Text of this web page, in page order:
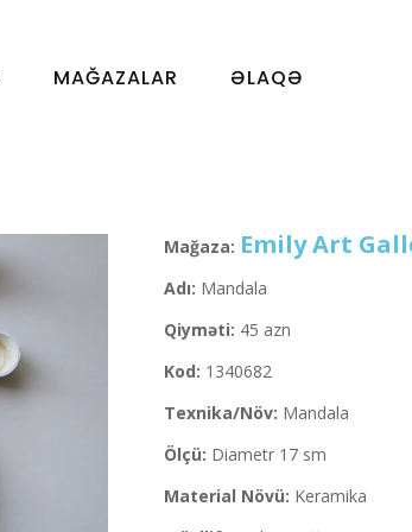
MAĞAZALAR ƏLAQƏ
Mağaza: Emily Art
Adı: Mandala
Qiyməti: 45 azn
Kod: 1340682
Texnika/Növ: Mandala
Ölçü: Diametr 17 sm
Material Növü: Keramika